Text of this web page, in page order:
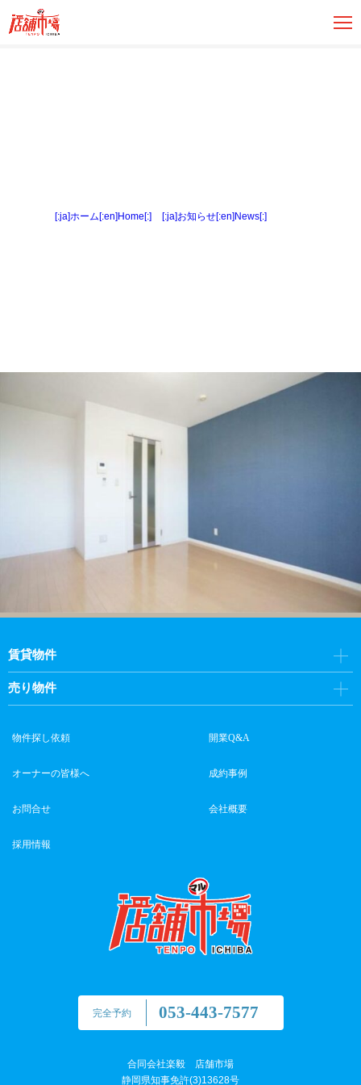
[:ja]ホーム[:en]Home[:] [:ja]お知らせ[:en]News[:]
完全予約 053-443-7577
合同会社楽毅 店舗市場
静岡県知事免許(3)13628号
賃貸物件
売り物件
物件探し依頼 開業Q&A
オーナーの皆様へ 成約事例
お問合せ 会社概要
採用情報